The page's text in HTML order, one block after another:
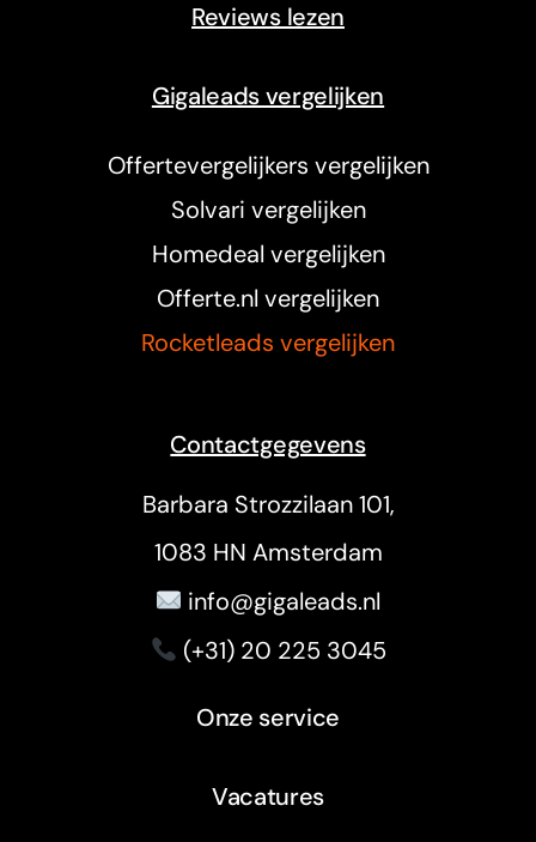
Reviews lezen
Gigaleads vergelijken
Offertevergelijkers vergelijken
Solvari vergelijken
Homedeal vergelijken
Offerte.nl vergelijken
Rocketleads vergelijken
Contactgegevens
Barbara Strozzilaan 101,
1083 HN Amsterdam
info@gigaleads.nl
(+31) 20 225 3045
Onze service
Vacatures